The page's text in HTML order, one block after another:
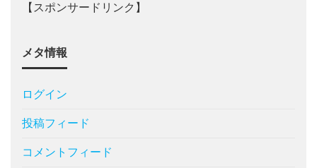
【スポンサードリンク】
メタ情報
ログイン
投稿フィード
コメントフィード